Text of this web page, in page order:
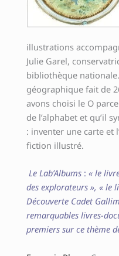
illustrations
Julie Garel,
bibliothèque
géographique fait de
avons choisi le O
de l’alphabet et qu’il
: inventer une carte et
fiction illustré.
Le Lab’Albums : « le
des explorateurs », « le
Découverte Cadet
remarquables livres-
premiers sur ce thème